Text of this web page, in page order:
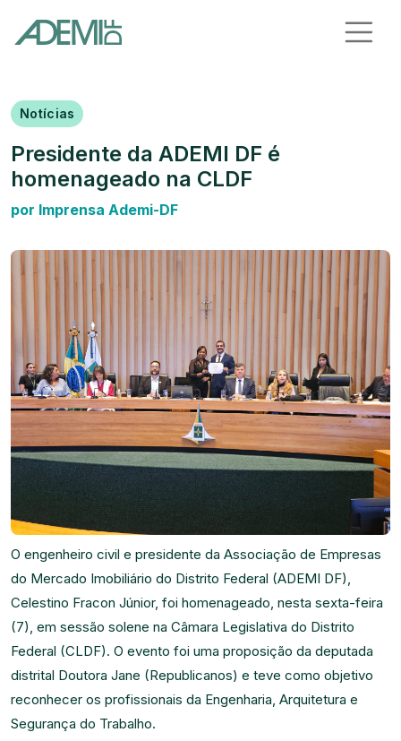
Notícias
Presidente da ADEMI DF é
homenageado na CLDF
por Imprensa Ademi-DF
O engenheiro civil e presidente da Associação de Empresas
do Mercado Imobiliário do Distrito Federal (ADEMI DF),
Celestino Fracon Júnior, foi homenageado, nesta sexta-feira
(7), em sessão solene na Câmara Legislativa do Distrito
Federal (CLDF). O evento foi uma proposição da deputada
distrital Doutora Jane (Republicanos) e teve como objetivo
reconhecer os profissionais da Engenharia, Arquitetura e
Segurança do Trabalho.